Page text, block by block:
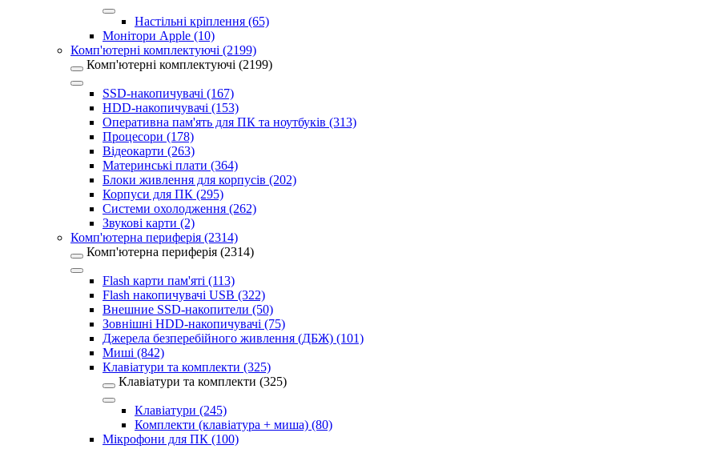
Настільні кріплення (65)
Монітори Apple (10)
Комп'ютерні комплектуючі (2199)
Комп'ютерні комплектуючі (2199)
SSD-накопичувачі (167)
HDD-накопичувачі (153)
Оперативна пам'ять для ПК та ноутбуків (313)
Процесори (178)
Відеокарти (263)
Материнські плати (364)
Блоки живлення для корпусів (202)
Корпуси для ПК (295)
Системи охолодження (262)
Звукові карти (2)
Комп'ютерна периферія (2314)
Комп'ютерна периферія (2314)
Flash карти пам'яті (113)
Flash накопичувачі USB (322)
Внешние SSD-накопители (50)
Зовнішні HDD-накопичувачі (75)
Джерела безперебійного живлення (ДБЖ) (101)
Миші (842)
Клавіатури та комплекти (325)
Клавіатури та комплекти (325)
Клавіатури (245)
Комплекти (клавіатура + миша) (80)
Мікрофони для ПК (100)